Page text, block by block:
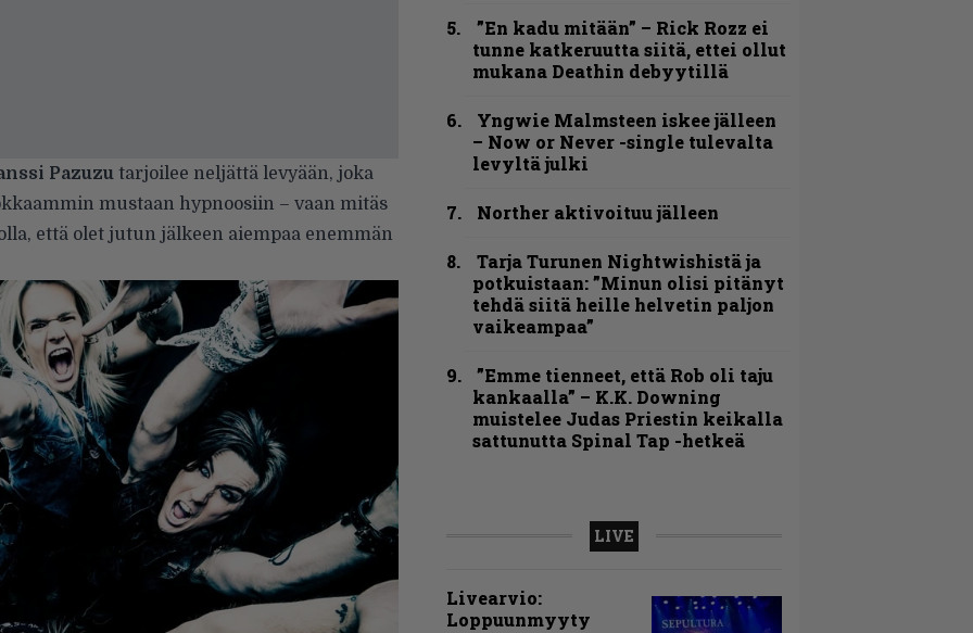
Pazuzu tarjoilee neljättä levyään, joka
mustaan hypnoosiin – vaan mitäs
että olet jutun jälkeen aiempaa enemmän
”En kadu mitään” – Rick Rozz ei
tunne katkeruutta siitä, ettei ollut
mukana Deathin debyytillä
Yngwie Malmsteen iskee jälleen
– Now or Never -single tulevalta
levyltä julki
Norther aktivoituu jälleen
Tarja Turunen Nightwishistä ja
potkuistaan: ”Minun olisi pitänyt
tehdä siitä heille helvetin paljon
vaikeampaa”
”Emme tienneet, että Rob oli taju
kankaalla” – K.K. Downing
muistelee Judas Priestin keikalla
sattunutta Spinal Tap -hetkeä
LIVE
Livearvio:
Loppuunmyyty